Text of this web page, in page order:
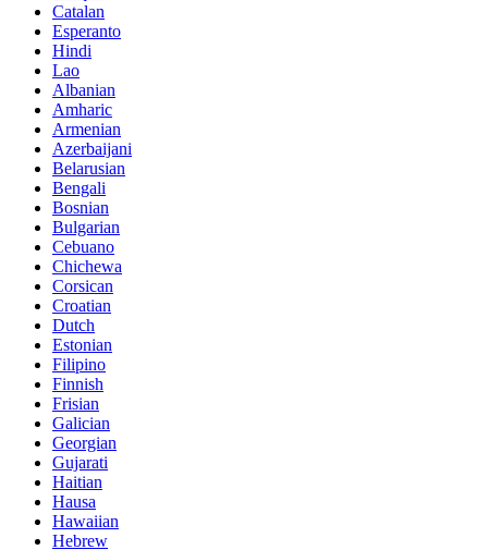
Catalan
Esperanto
Hindi
Lao
Albanian
Amharic
Armenian
Azerbaijani
Belarusian
Bengali
Bosnian
Bulgarian
Cebuano
Chichewa
Corsican
Croatian
Dutch
Estonian
Filipino
Finnish
Frisian
Galician
Georgian
Gujarati
Haitian
Hausa
Hawaiian
Hebrew